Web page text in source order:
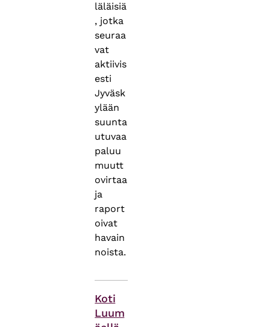
läläisiä
, jotka
seuraa
vat
aktiivis
esti
Jyväsk
ylään
suunta
utuvaa
paluu
muutt
ovirtaa
ja
raport
oivat
havain
noista.
Koti
Luum